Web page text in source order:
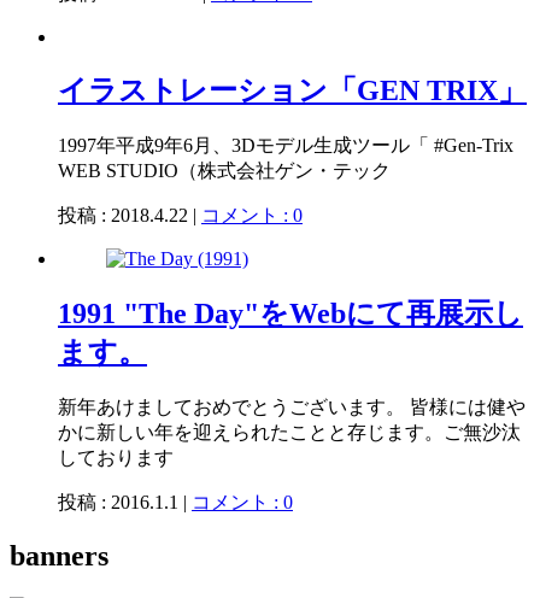
イラストレーション「GEN TRIX」
1997年平成9年6月、3Dモデル生成ツール「 #Gen-Trix
WEB STUDIO（株式会社ゲン・テック
投稿 : 2018.4.22 | コメント : 0
1991 "The Day"をWebにて再展示し
ます。
新年あけましておめでとうございます。 皆様には健や
かに新しい年を迎えられたことと存じます。ご無沙汰
しております
投稿 : 2016.1.1 | コメント : 0
banners